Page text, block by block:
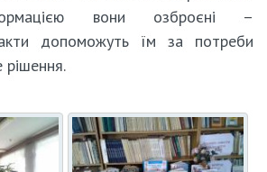
вони озброєні –
допоможуть їм за потреби
рішення.